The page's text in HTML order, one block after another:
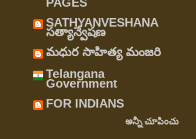
SATHYANVESHANA
సత్యాన్వేషణ
మధుర సాహిత్య మంజరి
Telangana
Government
FOR INDIANS
అన్నీ చూపించు